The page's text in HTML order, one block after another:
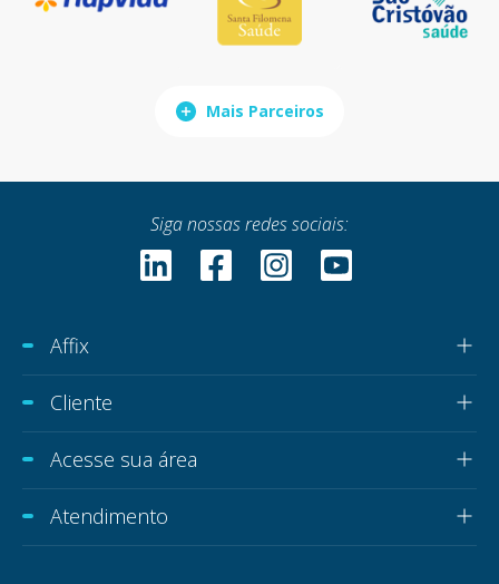
Mais Parceiros
Siga nossas redes sociais:
Affix
Cliente
Acesse sua área
Atendimento